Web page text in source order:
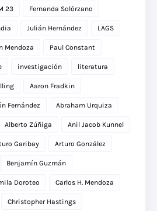
23 Fernanda Solórzano
Julián Hernández LAGS
Mendoza Paul Constant
investigación literatura
Aaron Fradkin
Fernández Abraham Urquiza
Alberto Zúñiga Anil Jacob Kunnel
Garibay Arturo González
Benjamín Guzmán
Doroteo Carlos H. Mendoza
Christopher Hastings